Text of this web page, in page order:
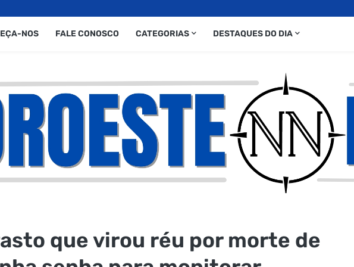
NOS FALE CONOSCO CATEGORIAS DESTAQUES DO DIA
que virou réu por morte de